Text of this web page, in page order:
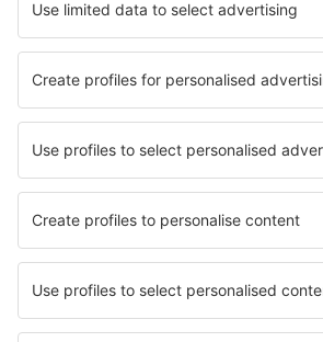
Volta
13:10 18:20 6h 10min
Condições da compra